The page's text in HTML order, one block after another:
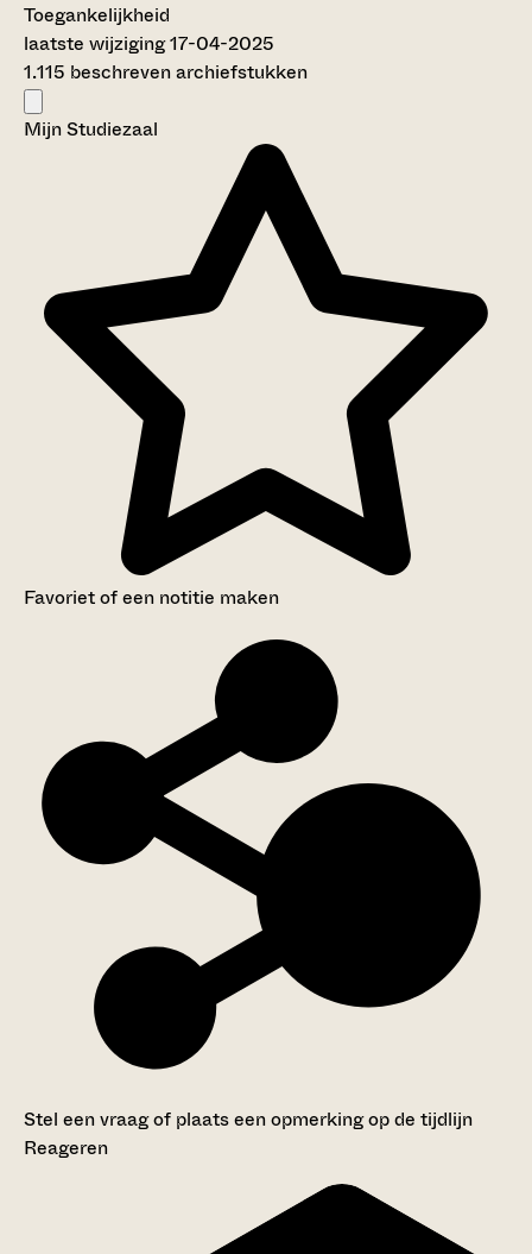
Toegankelijkheid
laatste wijziging 17-04-2025
1.115 beschreven archiefstukken
Mijn Studiezaal
Favoriet of een notitie maken
Stel een vraag of plaats een opmerking op de tijdlijn
Reageren